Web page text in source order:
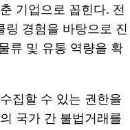
기업으로 꼽힌다. 전
링 경험을 바탕으로 진
류 및 유통 역량을 확
집할 수 있는 권한을
국가 간 불법거래를